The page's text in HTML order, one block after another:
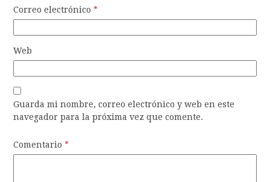
Correo electrónico*
Web
Guarda mi nombre, correo electrónico y web en este
navegador para la próxima vez que comente.
Comentario*